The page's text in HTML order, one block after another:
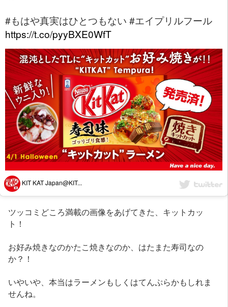
#もはや真実はひとつもない #エイプリルフール
https://t.co/pyyBXE0WfT
KIT KAT Japan@KIT...
ツッコミどころ満載の画像をあげてきた、キットカッ
ト！
お好み焼きなのかたこ焼きなのか、はたまた寿司なの
か？！
いやいや、本当はラーメンもしくはてんぷらかもしれま
せんね。